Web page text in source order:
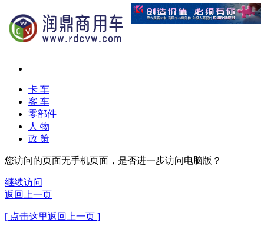
卡 车
客 车
零部件
人 物
政 策
您访问的页面无手机页面，是否进一步访问电脑版？
继续访问
返回上一页
[ 点击这里返回上一页 ]